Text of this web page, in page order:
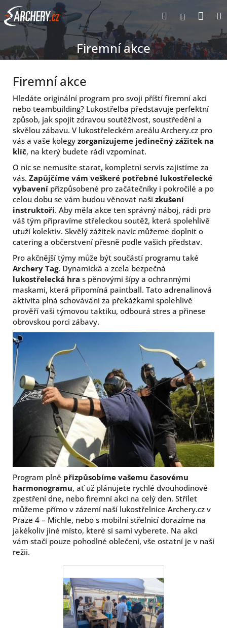
Přejít
na
obsah
Hledat
Firemní akce
Firemní akce
Hledáte originální program pro svoji příští firemní akci
nebo teambuilding? Lukostřelba představuje perfektní
způsob, jak spojit zdravou soutěživost, soustředění a
skvělou zábavu. V lukostřeleckém areálu Archery.cz pro
vás a vaše kolegy zorganizujeme jedinečný zážitek na
klíč, na který budete rádi vzpomínat.
O nic se nemusíte starat, kompletní servis zajistíme za
vás. Zapůjčíme vám veškeré potřebné lukostřelecké
vybavení přizpůsobené pro začátečníky i pokročilé a po
celou dobu se vám budou věnovat naši zkušení
instruktoři. Aby měla akce ten správný náboj, rádi pro
váš tým připravíme střeleckou soutěž, která spolehlivě
utuží kolektiv. Skvělý zážitek navíc můžeme doplnit o
catering a občerstvení přesně podle vašich představ.
Pro akčnější týmy může být součástí programu také
Archery Tag. Dynamická a zcela bezpečná
lukostřelecká hra s pěnovými šípy a ochrannými
maskami, která připomíná paintball. Tato adrenalinová
aktivita plná schovávání za překážkami spolehlivě
prověří vaši týmovou taktiku, odbourá stres a přinese
obrovskou porci zábavy.
Program plně přizpůsobíme vašemu časovému
harmonogramu, ať už plánujete rychlé dvouhodinové
zpestření dne, nebo firemní akci na celý den. Střílet
můžeme přímo v zázemí naší lukostřelnice Archery.cz v
Praze 4 – Michle, nebo s mobilní střelnicí dorazíme na
jakékoliv jiné místo, které si sami vyberete. Na akci
vám stačí pouze pohodlné oblečení, vše ostatní je v naší
režii.